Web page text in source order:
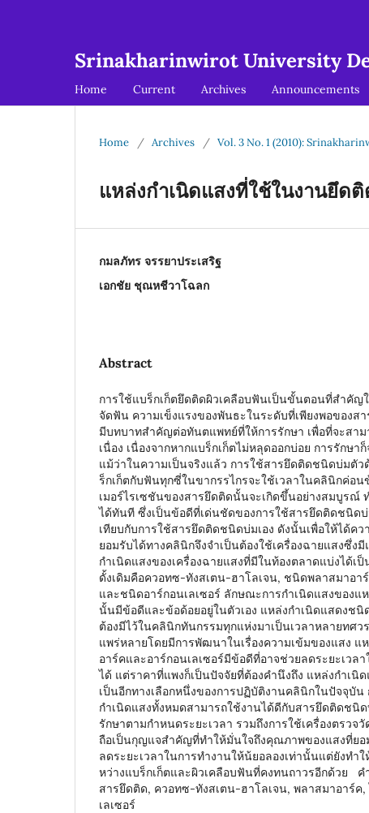
Srinakharinwirot University
Home Current Archives Announcements
Home / Archives / Vol. 3 No. 1 (2010):
แหล่งกำเนิดแสงที่ใช้ในงานยึด
กมลภัทร จรรยาประเสริฐ
เอกชัย ชุณหชีวาโฉลก
Abstract
การใช้แบร็กเก็ตยึดติดผิวเคลือบฟันเป็นขั้นตอนที่สำคัญ
จัดฟัน ความเข็งแรงของพันธะในระดับที่เพียงพอของส
มีบทบาทสำคัญต่อทันตแพทย์ที่ให้การรักษา เพื่อที่จะสาม
เนื่อง เนื่องจากหากแบร็กเก็ตไม่หลุดออกบ่อย การรักษา
แม้ว่าในความเป็นจริงแล้ว การใช้สารยึดติดชนิดบ่มตั
ร็กเก็ตกับฟันทุกซี่ในขากรรไกรจะใช้เวลาในคลินิกค่อ
เมอร์ไรเซชันของสารยึดติดนั้นจะเกิดขึ้นอย่างสมบูรณ์
ได้ทันที ซึ่งเป็นข้อดีที่เด่นชัดของการใช้สารยึดติดชนิดบ่
เทียบกับการใช้สารยึดติดชนิดบ่มเอง ดังนั้นเพื่อให้ได้ค
ยอมรับได้ทางคลินิกจึงจำเป็นต้องใช้เครื่องฉายแสงซึ่ง
กำเนิดแสงของเครื่องฉายแสงที่มีในท้องตลาดแบ่งได้เ
ดั้งเดิมคือควอทซ-ทังสเตน-ฮาโลเจน, ชนิดพลาสมาอา
และชนิดอาร์กอนเลเซอร์ ลักษณะการกำเนิดแสงของแ
นั้นมีข้อดีและข้อด้อยอยู่ในตัวเอง แหล่งกำเนิดแสดงชนิ
ต้องมีไว้ในคลินิกทันกรรมทุกแห่งมาเป็นเวลาหลายทศว
แพร่หลายโดยมีการพัฒนาในเรื่องความเข้มของแสง แ
อาร์คและอาร์กอนเลเซอร์มีข้อดีที่อาจช่วยลดระยะเวล
ได้ แต่ราคาที่แพงก็เป็นปัจจัยที่ต้องคำนึงถึง แหล่งกำเนิ
เป็นอีกทางเลือกหนึ่งของการปฏิบัติงานคลินิกในปัจจุบั
กำเนิดแสงทั้งหมดสามารถใช้งานได้ดีกับสารยึดติดชนิ
รักษาตามกำหนดระยะเวลา รวมถึงการใช้เครื่องตรวจ
ถือเป็นกุญแจสำคัญที่ทำให้มั่นใจถึงคุณภาพของแสงที่ยอ
ลดระยะเวลาในการทำงานให้น้ยอลองเท่านั้นแต่ยังทำ
หว่างแบร็กเก็ตและผิวเคลือบฟันที่คงทนถาวรอีกด้วย
สารยึดติด, ควอทซ-ทังสเตน-ฮาโลเจน, พลาสมาอาร์ค,
เลเซอร์